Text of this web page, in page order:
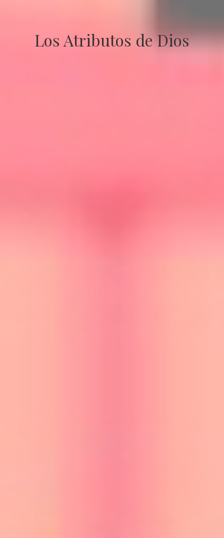
Los Atributos de Dios